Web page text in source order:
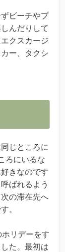
ビーチやプ
んだりして
クスカージ
ー、タクシ
じところに
ろにいるな
きなのです
ばれるよう
の滞在先へ
。
リデーをす
た。最初は